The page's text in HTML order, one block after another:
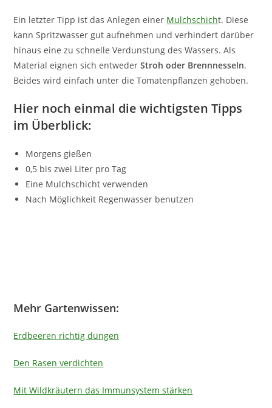
Ein letzter Tipp ist das Anlegen einer Mulchschicht. Diese
kann Spritzwasser gut aufnehmen und verhindert darüber
hinaus eine zu schnelle Verdunstung des Wassers. Als
Material eignen sich entwederStroh oder Brennnesseln.
Beides wird einfach unter die Tomatenpflanzen gehoben.
Hier noch einmal die wichtigsten Tipps
im Überblick:
Morgens gießen
0,5 bis zwei Liter pro Tag
Eine Mulchschicht verwenden
Nach Möglichkeit Regenwasser benutzen
Mehr Gartenwissen:
Erdbeeren richtig düngen
Den Rasen verdichten
Mit Wildkräutern das Immunsystem stärken